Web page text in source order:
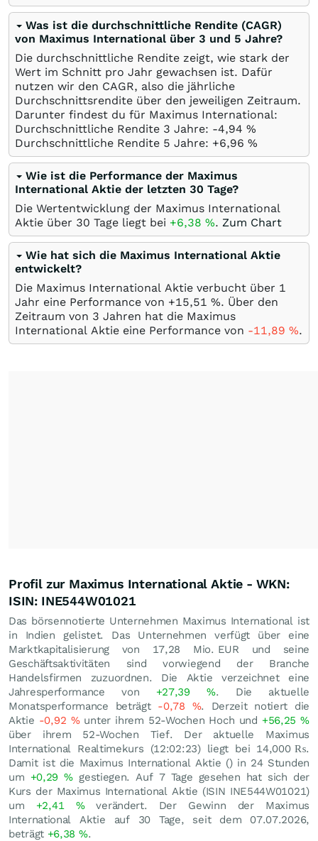
Was ist die durchschnittliche Rendite (CAGR)
von Maximus International über 3 und 5 Jahre?
Die durchschnittliche Rendite zeigt, wie stark der
Wert im Schnitt pro Jahr gewachsen ist. Dafür
nutzen wir den CAGR, also die jährliche
Durchschnittsrendite über den jeweiligen Zeitraum.
Darunter findest du für Maximus International:
Durchschnittliche Rendite 3 Jahre: -4,94 %
Durchschnittliche Rendite 5 Jahre: +6,96 %
Wie ist die Performance der Maximus
International Aktie der letzten 30 Tage?
Die Wertentwicklung der Maximus International
Aktie über 30 Tage liegt bei +6,38 %. Zum Chart
Wie hat sich die Maximus International Aktie
entwickelt?
Die Maximus International Aktie verbucht über 1
Jahr eine Performance von +15,51 %. Über den
Zeitraum von 3 Jahren hat die Maximus
International Aktie eine Performance von -11,89 %.
Profil zur Maximus International Aktie - WKN:
ISIN: INE544W01021
Das börsennotierte Unternehmen Maximus International ist
in Indien gelistet. Das Unternehmen verfügt über eine
Marktkapitalisierung von 17,28 Mio. EUR und seine
Geschäftsaktivitäten sind vorwiegend der Branche
Handelsfirmen zuzuordnen. Die Aktie verzeichnet eine
Jahresperformance von +27,39%. Die aktuelle
Monatsperformance beträgt -0,78 %. Derzeit notiert die
Aktie -0,92 %unter ihrem 52-Wochen Hoch und +56,25%
über ihrem 52-Wochen Tief. Der aktuelle Maximus
International Realtimekurs (12:02:23) liegt bei 14,000 ₨.
Damit ist die Maximus International Aktie () in 24 Stunden
um +0,29%gestiegen. Auf 7 Tage gesehen hat sich der
Kurs der Maximus International Aktie (ISIN INE544W01021)
um +2,41 %verändert. Der Gewinn der Maximus
International Aktie auf 30 Tage, seit dem 07.07.2026,
beträgt +6,38 %.